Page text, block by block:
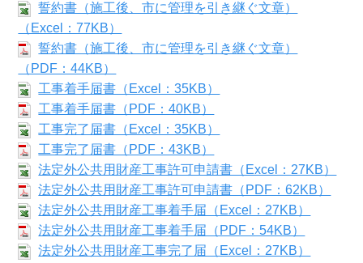
誓約書（施工後、市に管理を引き継ぐ文章）
（Excel：77KB）
誓約書（施工後、市に管理を引き継ぐ文章）
（PDF：44KB）
工事着手届書（Excel：35KB）
工事着手届書（PDF：40KB）
工事完了届書（Excel：35KB）
工事完了届書（PDF：43KB）
法定外公共用財産工事許可申請書（Excel：27KB）
法定外公共用財産工事許可申請書（PDF：62KB）
法定外公共用財産工事着手届（Excel：27KB）
法定外公共用財産工事着手届（PDF：54KB）
法定外公共用財産工事完了届（Excel：27KB）